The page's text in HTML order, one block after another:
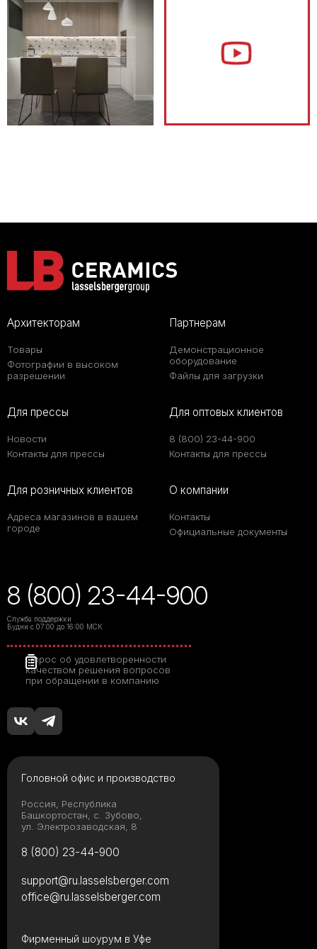
Архитекторам
Товары
Фотографии в высоком
разрешении
Партнерам
Демонстрационное
оборудование
Файлы для загрузки
Для прессы
Новости
Контакты для прессы
Для оптовых клиентов
8 (800) 23-44-900
Контакты для прессы
Для розничных клиентов
Адреса магазинов в вашем
городе
О компании
Контакты
Официальные документы
8 (800) 23-44-900
Служба поддержки
Будни с 07:00 до 16:00 МСК
Опрос об удовлетворенности
качеством решения вопросов
при обращении в компанию
Головной офис и производство
Россия, Республика
Башкортостан, с. Зубово,
ул. Электрозаводская, 8
8 (800) 23-44-900
Фирменный шоурум в Уфе
support@ru.lasselsberger.com
office@ru.lasselsberger.com